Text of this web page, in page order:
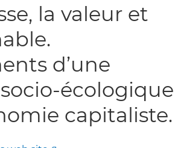
la valeur et
d’une
écologique
capitaliste.